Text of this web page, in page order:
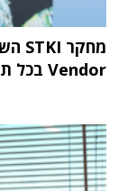
Vendor בכל תחומי שוק ה-IT